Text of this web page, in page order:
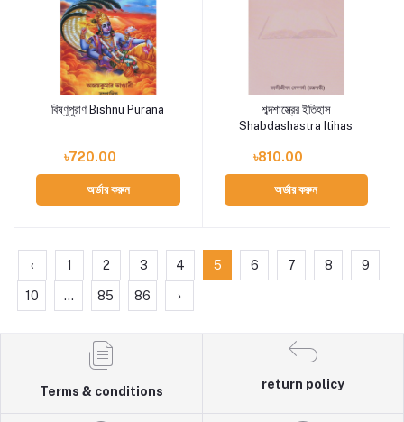
Add to cart
বিষ্ণুপুরাণ Bishnu Purana
৳720.00
অর্ডার করুন
Add to cart
শব্দশাস্ত্রের ইতিহাস
Shabdashastra Itihas
৳810.00
অর্ডার করুন
‹ 1 2 3 4 5 6 7 8 9
10 ... 85 86 ›
Terms & conditions
return policy